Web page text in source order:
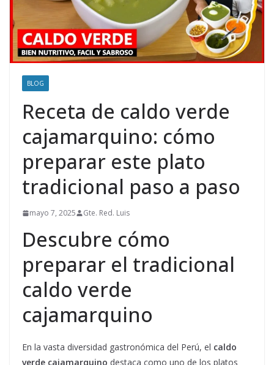
BLOG
Receta de caldo verde
cajamarquino: cómo
preparar este plato
tradicional paso a paso
mayo 7, 2025 Gte. Red. Luis
Descubre cómo
preparar el tradicional
caldo verde
cajamarquino
En la vasta diversidad gastronómica del Perú, el caldo
verde cajamarquino destaca como uno de los platos